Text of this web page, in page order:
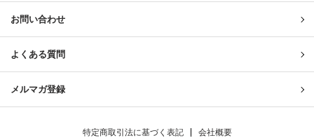
お問い合わせ
よくある質問
メルマガ登録
特定商取引法に基づく表記 会社概要